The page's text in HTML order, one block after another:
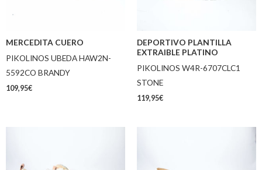
MERCEDITA CUERO
PIKOLINOS UBEDA HAW2N-
5592CO BRANDY
109,95€
DEPORTIVO PLANTILLA
EXTRAIBLE PLATINO
PIKOLINOS W4R-6707CLC1
STONE
119,95€